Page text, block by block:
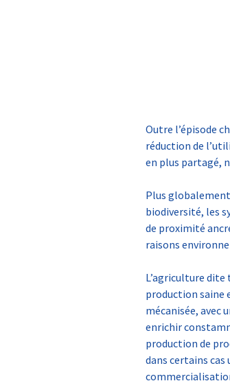
Outre l’épisode
réduction de
en plus partagé,
Plus
biodiversité, les
de proximité
raisons
L’agriculture dite
production saine
mécanisée, avec
enrichir
production de
dans certains